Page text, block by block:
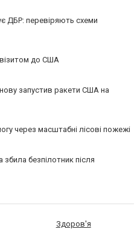
ДБР: перевіряють схеми
до США
запустив ракети США на
через масштабні лісові пожежі
збила безпілотник після
Здоров'я